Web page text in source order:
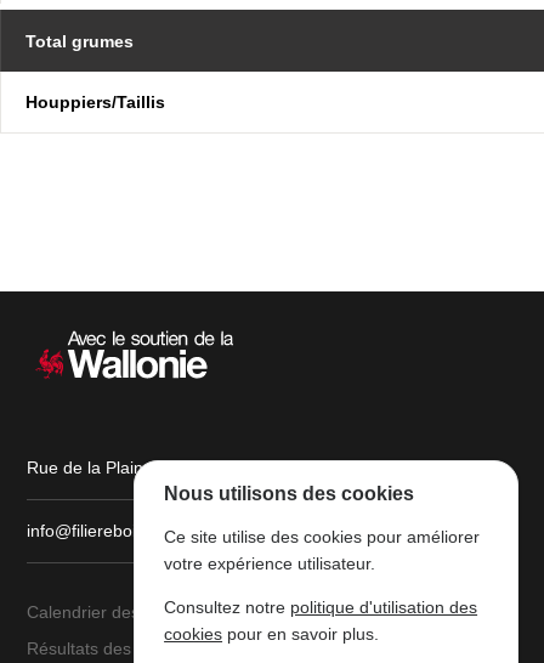
Total grumes
Houppiers/Taillis
Rue de la Plaine, 9 6900 Marche-en-Famenne
info@filiereboiswallonie.be
Calendrier des ventes
Résultats des ventes
À propos
Parc à grumes
Nous utilisons des cookies
Ce site utilise des cookies pour améliorer
votre expérience utilisateur.
Consultez notre politique d'utilisation des
cookies pour en savoir plus.